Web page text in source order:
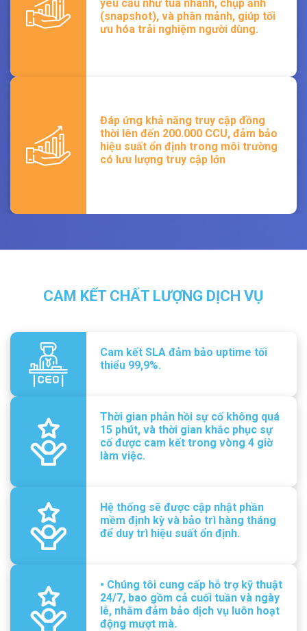
yêu cầu như tua nhanh, chụp ảnh
(snapshot), và phân mảnh, giúp tối
ưu hóa trải nghiệm người dùng.
Đáp ứng khả năng truy cập đồng
thời lên đến 200.000 CCU, đảm bảo
hiệu suất ổn định trong môi trường
có lưu lượng truy cập lớn
CAM KẾT CHẤT LƯỢNG DỊCH VỤ
Cam kết SLA đảm bảo uptime tối
thiểu 99,9%.
Thời gian phản hồi sự cố không quá
15 phút, và thời gian khắc phục sự
cố được cam kết trong vòng 4 giờ
làm việc.
Hệ thống sẽ được cập nhật phần
mềm định kỳ và bảo trì hàng tháng
để duy trì hiệu suất ổn định.
• Chúng tôi cung cấp hỗ trợ kỹ thuật
24/7, bao gồm cả cuối tuần và ngày
lễ, nhằm đảm bảo dịch vụ luôn hoạt
động mượt mà.